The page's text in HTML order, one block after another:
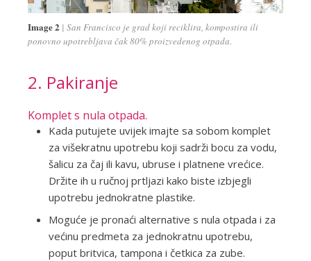
Image 2
San Francisco je grad koji reciklira, kompostira ili
ponovno upotrebljava čak 80% proizvedenog otpada.
2. Pakiranje
Komplet s nula otpada.
Kada putujete uvijek imajte sa sobom komplet
za višekratnu upotrebu koji sadrži bocu za vodu,
šalicu za čaj ili kavu, ubruse i platnene vrećice.
Držite ih u ručnoj prtljazi kako biste izbjegli
upotrebu jednokratne plastike.
Moguće je pronaći alternative s nula otpada i za
većinu predmeta za jednokratnu upotrebu,
poput britvica, tampona i četkica za zube.